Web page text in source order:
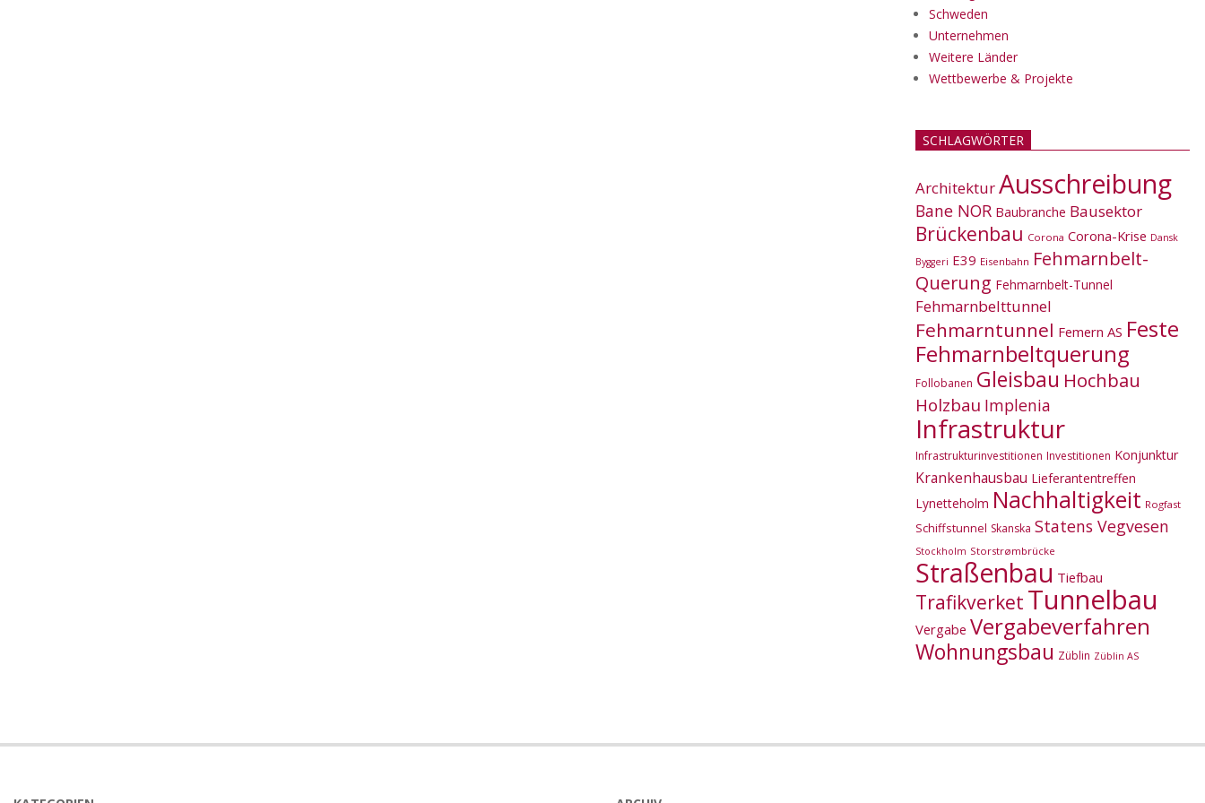
Schweden
Unternehmen
Weitere Länder
Wettbewerbe & Projekte
SCHLAGWÖRTER
ArchitekturAusschreibung
Bane NOR Baubranche Bausektor
Brückenbau Corona Corona-Krise Dansk
Byggeri E39 Eisenbahn Fehmarnbelt-
Querung Fehmarnbelt-Tunnel
Fehmarnbelttunnel
Fehmarntunnel Femern AS Feste
Fehmarnbeltquerung
Follobanen Gleisbau Hochbau
Holzbau Implenia
Infrastruktur
Infrastrukturinvestitionen Investitionen Konjunktur
Krankenhausbau Lieferantentreffen
Lynetteholm Nachhaltigkeit Rogfast
Schiffstunnel Skanska Statens Vegvesen
Stockholm Storstrømbrücke
Straßenbau Tiefbau
Trafikverket Tunnelbau
Vergabe Vergabeverfahren
Wohnungsbau Züblin Züblin AS